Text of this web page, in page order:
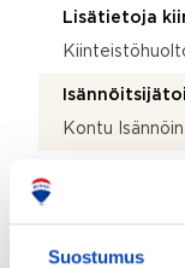
Suostumus
Lisätietoja
Kontu
Sähköposti: